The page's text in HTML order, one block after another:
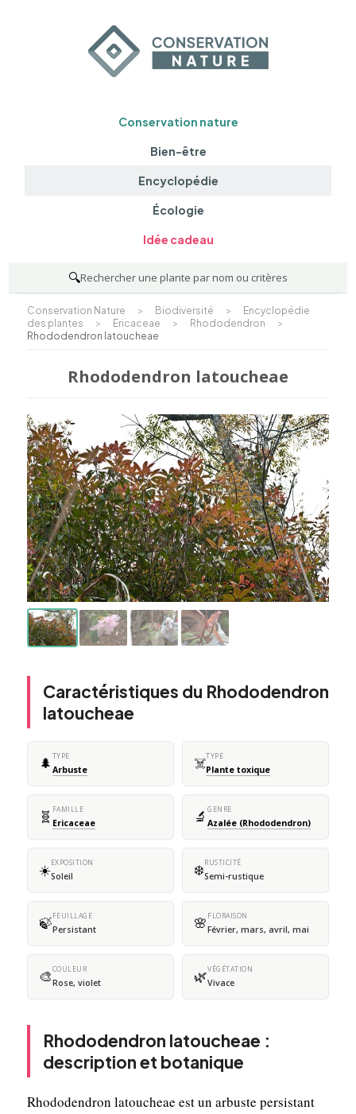
Conservation nature
Bien-être
Encyclopédie
Écologie
Idée cadeau
🔍Rechercher une plante par nom ou critères
Conservation Nature > Biodiversité >
Encyclopédie
des plantes
> Ericaceae > Rhododendron
>
Rhododendron latoucheae
Rhododendron latoucheae
Caractéristiques du Rhododendron
latoucheae
🌲 TYPE
Arbuste ☠️TYPE
Plante toxique
🧬 FAMILLE
Ericaceae 🔬 GENRE
Azalée (Rhododendron)
☀️EXPOSITION
Soleil ❄️RUSTICITÉ
Semi-rustique
🍃FEUILLAGE
Persistant 🌸 FLORAISON
Février, mars, avril, mai
🎨COULEUR
Rose, violet 🌿VÉGÉTATION
Vivace
Rhododendron latoucheae :
description et botanique
Rhododendron latoucheae est un arbuste persistant